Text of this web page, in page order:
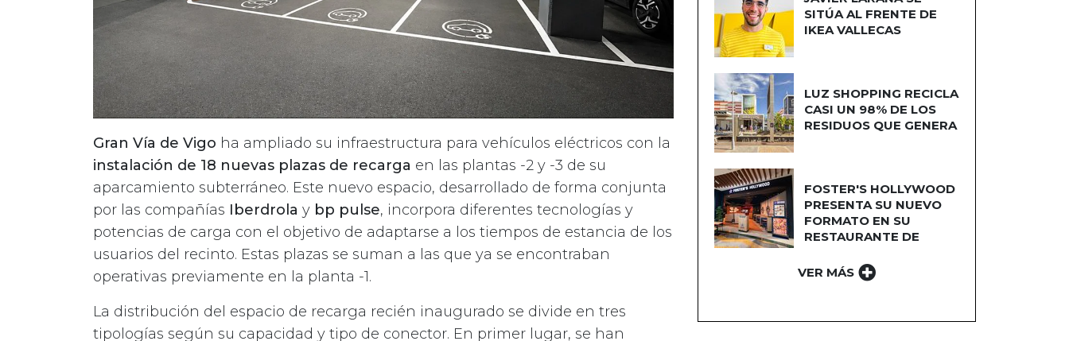
Gran Vía de Vigo ha ampliado su infraestructura para vehículos eléctricos con la
instalación de 18 nuevas plazas de recarga en las plantas -2 y -3 de su
aparcamiento subterráneo. Este nuevo espacio, desarrollado de forma conjunta
por las compañías Iberdrola y bp pulse, incorpora diferentes tecnologías y
potencias de carga con el objetivo de adaptarse a los tiempos de estancia de los
usuarios del recinto. Estas plazas se suman a las que ya se encontraban
operativas previamente en la planta -1.
La distribución del espacio de recarga recién inaugurado se divide en tres
tipologías según su capacidad y tipo de conector. En primer lugar, se han
SITÚA AL FRENTE DE
IKEA VALLECAS
LUZ SHOPPING RECICLA
CASI UN 98% DE LOS
RESIDUOS QUE GENERA
FOSTER'S HOLLYWOOD
PRESENTA SU NUEVO
FORMATO EN SU
RESTAURANTE DE
VER MÁS